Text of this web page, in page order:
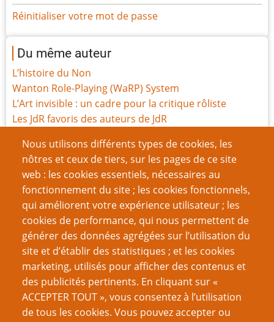
Nous utilisons différents types de cookies, les
nôtres et ceux de tiers, sur les pages de ce site
web : les cookies essentiels, nécessaires au
fonctionnement du site ; les cookies fonctionnels,
qui améliorent votre expérience utilisateur ; les
cookies de performance, qui nous permettent de
générer des données agrégées sur l’utilisation du
site et d’établir des statistiques ; et les cookies
marketing, utilisés pour afficher des contenus et
des publicités pertinents. En cliquant sur «
ACCEPTER TOUT », vous consentez à l’utilisation
de tous les cookies. Vous pouvez accepter ou
Réinitialiser votre mot de passe
Du même auteur
L’histoire du Non
Wanton Role-Playing (WaRP) System
L’Art invisible : un cadre pour la critique rôliste
Les JdR favoris des auteurs de JdR
Les facteurs de distinction
Internet est votre antisèche
Méchantes vérités sur les boniments
Selon mon bon vouloir
Quand la planification tourne à la baston
Pagination 1
Page
suivante
››
VOUS AIMEREZ AUSSI
Débarrassez vos monstres du validisme